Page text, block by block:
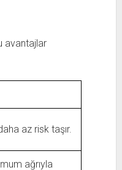
avantajlar
az risk taşır.
ağrıyla